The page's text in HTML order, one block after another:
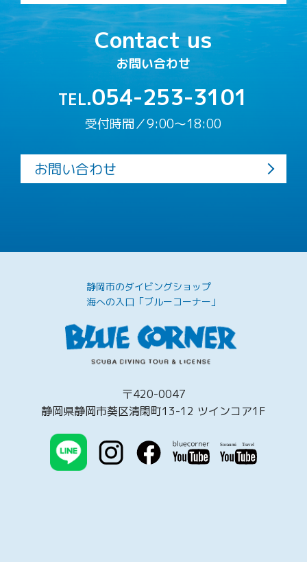
Contact us
お問い合わせ
TEL.054-253-3101
受付時間／9:00〜18:00
お問い合わせ
静岡市のダイビングショップ
海への入口「ブルーコーナー」
〒420-0047
静岡県静岡市葵区清閑町13-12 ツインコア1F